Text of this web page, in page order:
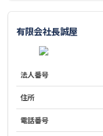
有限会社長誠屋
法人番号
住所
電話番号